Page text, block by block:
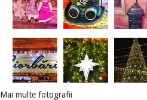
Mai multe fotografii